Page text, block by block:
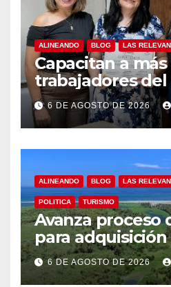
ALINEANDO BLOG LAS
Capacitan a más
trabajadores
hotelero en
humanos y
en Los Cabos
6 DE AGOSTO DE 2026
ALINEANDO BLOG LAS
POLITICA TURISMO
Avanza proceso
para adquisición
maquinaria del
Regeneración
6 DE AGOSTO DE 2026